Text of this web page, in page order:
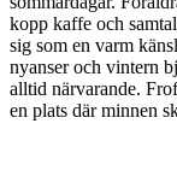
kopp kaffe och
sig som en varm
nyanser och vintern
alltid närvarande.
en plats där minnen